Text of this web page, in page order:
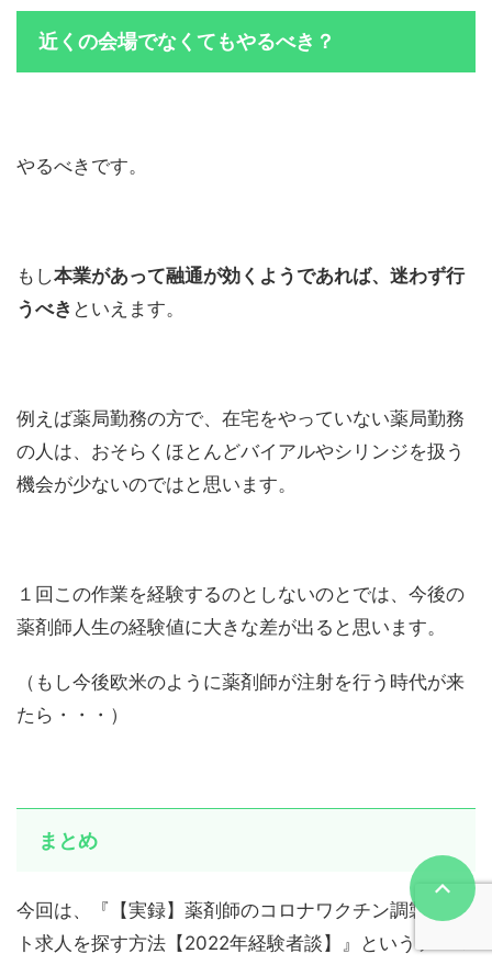
近くの会場でなくてもやるべき？
やるべきです。
もし本業があって融通が効くようであれば、迷わず行
うべき といえます。
例えば薬局勤務の方で、在宅をやっていない薬局勤務
の人は、おそらくほとんどバイアルやシリンジを扱う
機会が少ないのではと思います。
１回この作業を経験するのとしないのとでは、今後の
薬剤師人生の経験値に大きな差が出ると思います。
（もし今後欧米のように薬剤師が注射を行う時代が来
たら・・・）
まとめ
今回は、『【実録】薬剤師のコロナワクチン調製バイ
ト求人を探す方法【2022年経験者談】』というテーマ